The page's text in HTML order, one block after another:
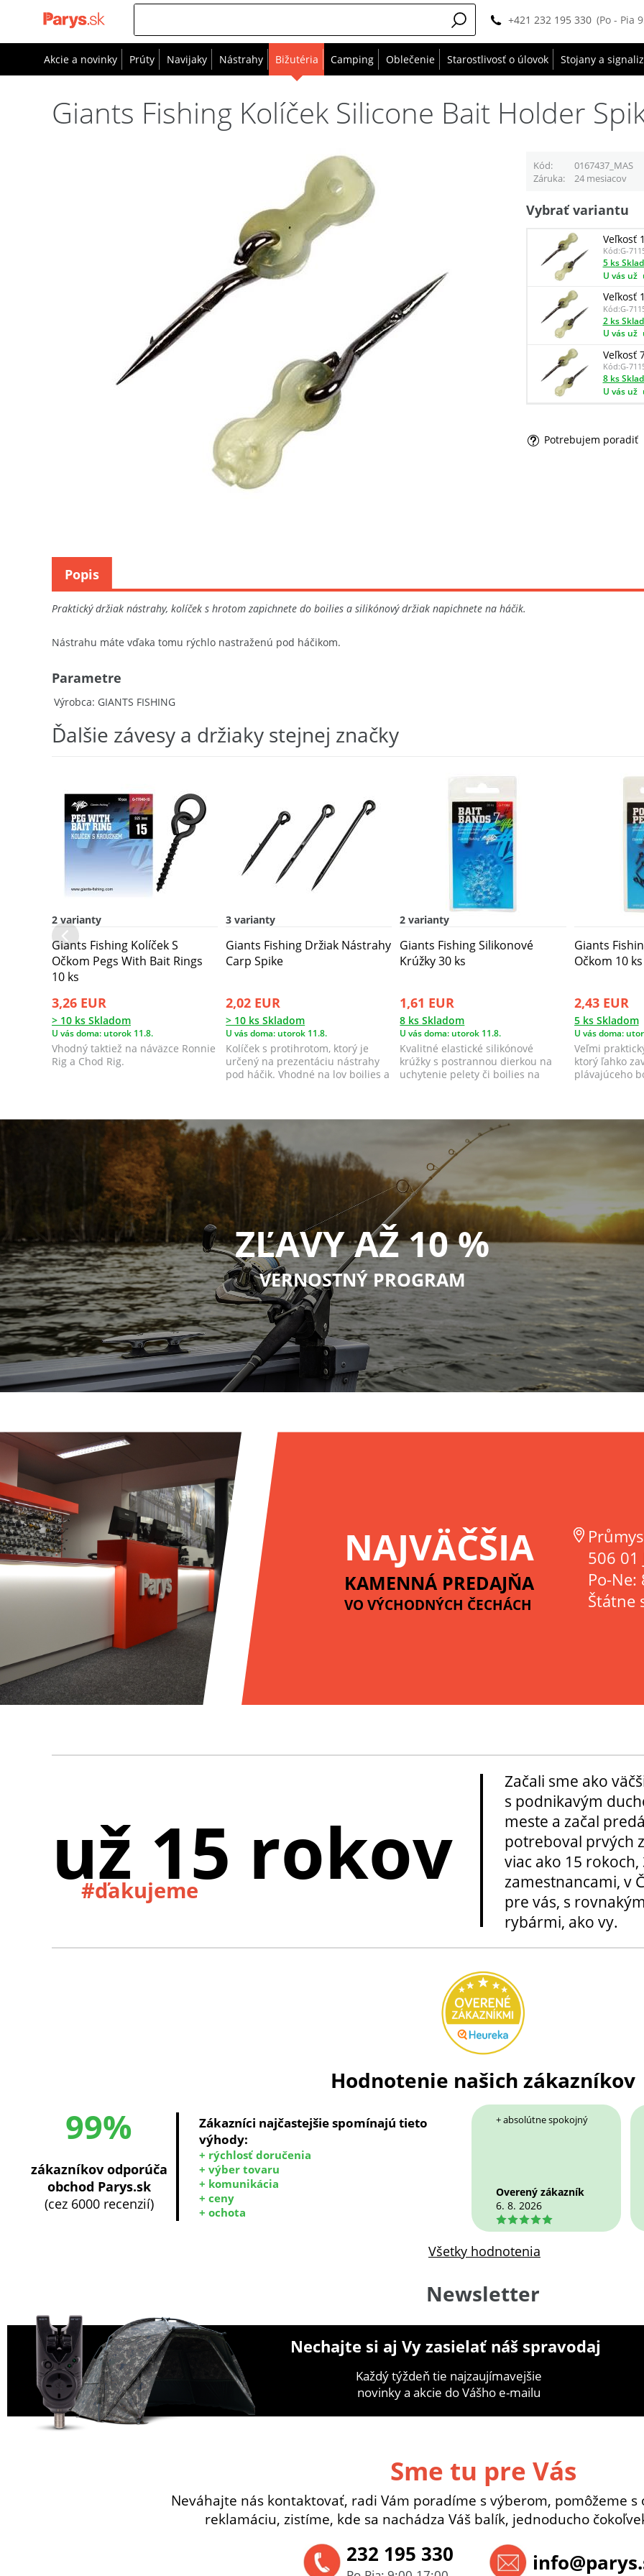
+421 232 195 330 (Po - Pia
Akcie a novinky Prúty Navijaky Nástrahy Bižutéria Camping Oblečenie Starostlivosť o úlovok Stojany a
Giants Fishing Kolíček Silicone Bait Holder
Kód 0167437_MAS
Záruka
24 mesiacov
Vybrať variantu
Veľkosť
Kód:G-
5 ks
U vás už
Veľkosť
Kód:G-
2 ks
U vás už
Veľkosť
Kód:G-
8 ks
U vás už
Potrebujem poradiť
Praktický držiak nástrahy, kolíček s hrotom zapichnete do boilies a silikónový držiak napichnete na háčik.
Nástrahu máte vďaka tomu rýchlo nastraženú pod háčikom.
Výrobca GIANTS FISHING
Parametre
Popis
Ďalšie závesy a držiaky stejnej značky
2 varianty
Giants Fishing Kolíček S
Očkom Pegs With Bait Rings
10 ks
3,26 EUR
> 10 ks Skladom
U vás doma: utorok 11.8.
Vhodný taktiež na náväzce Ronnie
Rig a Chod Rig.
3 varianty
Giants Fishing Držiak Nástrahy
Carp Spike
2,02 EUR
> 10 ks Skladom
U vás doma: utorok 11.8.
Kolíček s protihrotom, ktorý je
určený na prezentáciu nástrahy
pod háčik. Vhodné na lov boilies a
2 varianty
Giants Fishing Silikonové
Krúžky 30 ks
1,61 EUR
8 ks Skladom
U vás doma: utorok 11.8.
Kvalitné elastické silikónové
krúžky s postrannou dierkou na
uchytenie pelety či boilies na
Giants
Očkom 10 ks
2,43 EUR
5 ks Skladom
U vás doma:
Veľmi
ktorý ľahko
plávajúceho
ZĽAVY AŽ 10 %
VERNOSTNÝ PROGRAM
NAJVÄČŠIA
KAMENNÁ PREDAJŇA
VO VÝCHODNÝCH ČECHÁCH
506 01
Po-Ne:
Štátne
už 15 rokov
#ďakujeme
Začali sme ako
s podnikavým
meste a začal
potreboval prvých
viac ako 15 rokoch,
zamestnancami, v
pre vás, s
rybármi, ako vy.
Hodnotenie našich zákazníkov
99%
zákazníkov odporúča
obchod Parys.sk
(cez 6000 recenzií)
Zákazníci najčastejšie spomínajú tieto
výhody:
+ rýchlosť doručenia
+ výber tovaru
+ komunikácia
+ ceny
+ ochota
+ absolútne spokojný
Overený zákazník
6. 8. 2026
5
Všetky hodnotenia
Newsletter
Nechajte si aj Vy zasielať náš spravodaj
Každý týždeň tie najzaujímavejšie
novinky a akcie do Vášho e-mailu
Sme tu pre Vás
Neváhajte nás kontaktovať, radi Vám poradíme s výberom, pomôžeme
reklamáciu, zistíme, kde sa nachádza Váš balík, jednoducho
232 195 330